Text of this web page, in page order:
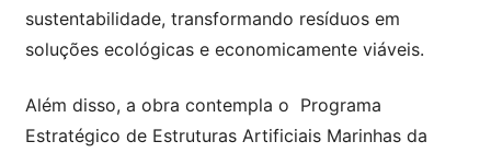
sustentabilidade, transformando resíduos em
soluções ecológicas e economicamente viáveis.
Além disso, a obra contempla o Programa
Estratégico de Estruturas Artificiais Marinhas da